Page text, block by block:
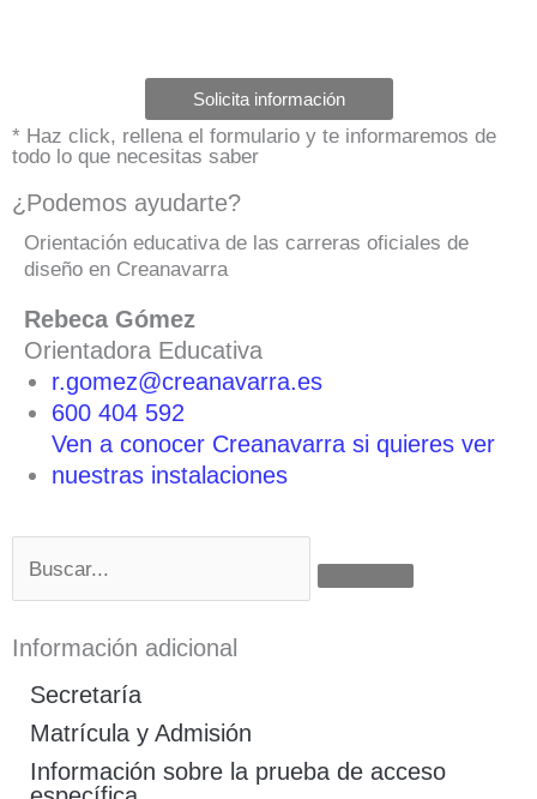
Solicita información
* Haz click, rellena el formulario y te informaremos de
todo lo que necesitas saber
¿Podemos ayudarte?
Orientación educativa de las carreras oficiales de
diseño en Creanavarra
Rebeca Gómez
Orientadora Educativa
r.gomez@creanavarra.es
600 404 592
Ven a conocer Creanavarra si quieres ver
nuestras instalaciones
Información adicional
Secretaría
Matrícula y Admisión
Información sobre la prueba de acceso